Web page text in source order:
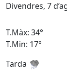
Divendres, 7
T.Màx: 34°
T.Min: 17°
Tarda